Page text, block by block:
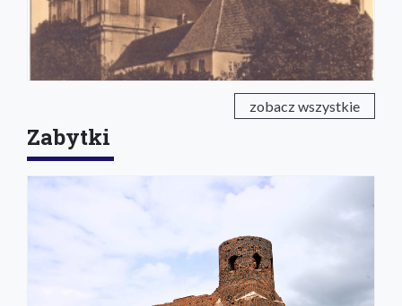
zobacz wszystkie
Zabytki